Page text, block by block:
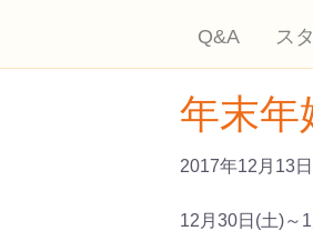
Q&A ス
年末年
2017年12月13日
12月30日(土)～